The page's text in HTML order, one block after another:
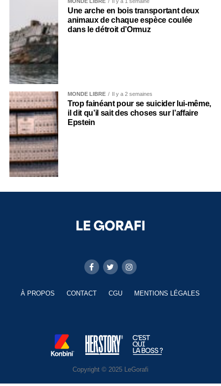
Une arche en bois transportant deux
animaux de chaque espèce coulée
dans le détroit d’Ormuz
MONDE LIBRE Il y a 2 semaines
Trop fainéant pour se suicider lui-même,
il dit qu’il sait des choses sur l’affaire
Epstein
À PROPOS CONTACT CGU MENTIONS LÉGALES
Copyright © 2025 LeGorafi